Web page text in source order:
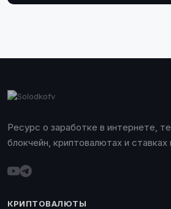
Ресурс о заработке в интернете,
блокчейн, криптовалютах и ставках
КРИПТОВАЛЮТЫ